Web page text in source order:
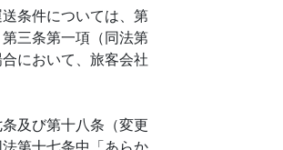
条件については、第
三条第一項（同法第
において、旅客会社
及び第十八条（変更